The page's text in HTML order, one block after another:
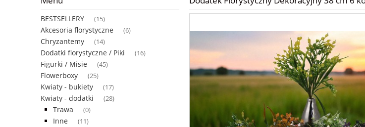
BESTSELLERY (15)
Akcesoria florystyczne (6)
Chryzantemy (14)
Dodatki florystyczne / Piki (16)
Figurki / Misie (45)
Flowerboxy (25)
Kwiaty - bukiety (17)
Kwiaty - dodatki (28)
Trawa (0)
Inne (11)